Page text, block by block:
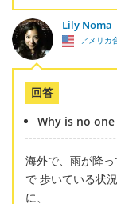
Lily Noma
アメリカ
回答
Why is no
海外で、雨が降
で 歩いている状
に、